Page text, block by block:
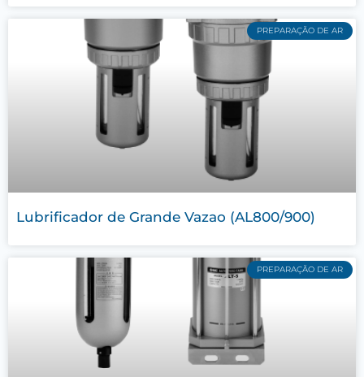
PREPARAÇÃO DE AR
Lubrificador de Grande Vazao (AL800/900)
PREPARAÇÃO DE AR